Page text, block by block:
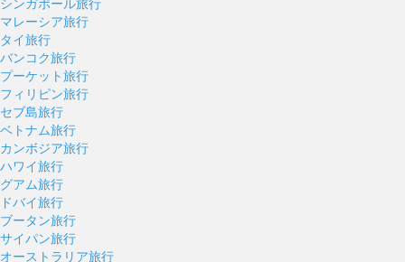
マレーシア旅行
タイ旅行
バンコク旅行
プーケット旅行
フィリピン旅行
セブ島旅行
ベトナム旅行
カンボジア旅行
ハワイ旅行
グアム旅行
ドバイ旅行
ブータン旅行
サイパン旅行
オーストラリア旅行